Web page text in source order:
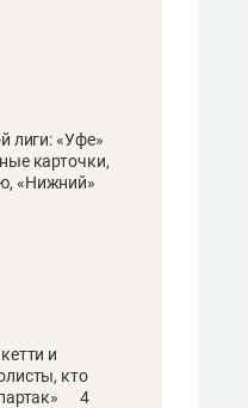
лиги: «Уфе»
карточки,
«Нижний»
и
кто
4